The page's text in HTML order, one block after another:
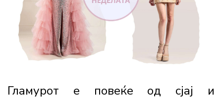
Гламурот е повеќе од сјај и